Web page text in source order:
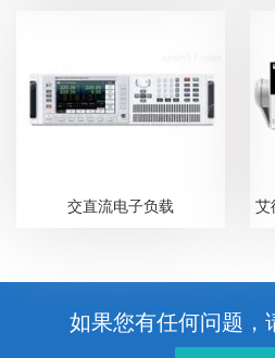
交直流电子负载
如果您有任何问题，